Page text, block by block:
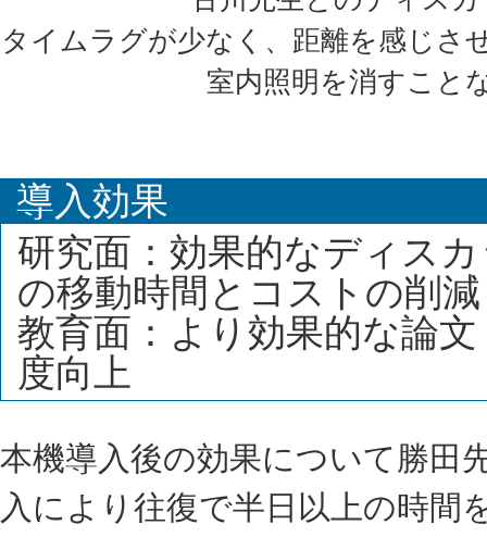
タイムラグが少なく、距離を感じさ
室内照明を消すこと
導入効果
研究面：効果的なディス
の移動時間とコストの削減
教育面：より効果的な論
度向上
本機導入後の効果について勝田
入により往復で半日以上の時間